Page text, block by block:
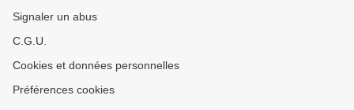
Signaler un abus
C.G.U.
Cookies et données personnelles
Préférences cookies